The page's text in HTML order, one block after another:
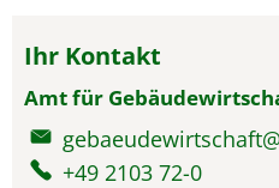
Ihr Kontakt
Amt für
+49 2103 72-0